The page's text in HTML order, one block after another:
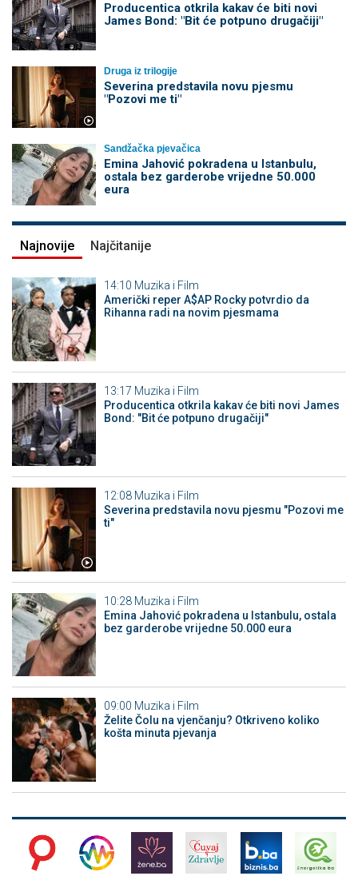
Producentica otkrila kakav će biti novi
James Bond: "Bit će potpuno drugačiji"
Druga iz trilogije
Severina predstavila novu pjesmu
"Pozovi me ti"
Sandžačka pjevačica
Emina Jahović pokradena u Istanbulu,
ostala bez garderobe vrijedne 50.000
eura
Najnovije Najčitanije
14:10 Muzika i Film
Američki reper A$AP Rocky potvrdio da
Rihanna radi na novim pjesmama
13:17 Muzika i Film
Producentica otkrila kakav će biti novi James
Bond: "Bit će potpuno drugačiji"
12:08 Muzika i Film
Severina predstavila novu pjesmu "Pozovi me
ti"
10:28 Muzika i Film
Emina Jahović pokradena u Istanbulu, ostala
bez garderobe vrijedne 50.000 eura
09:00 Muzika i Film
Želite Čolu na vjenčanju? Otkriveno koliko
košta minuta pjevanja